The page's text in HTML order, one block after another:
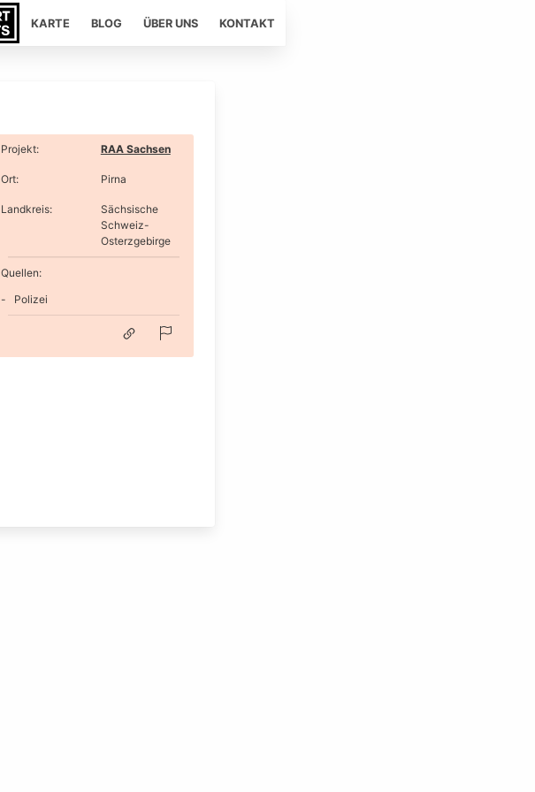
KARTE BLOG ÜBER UNS KONTAKT
Projekt: RAA Sachsen
Ort: Pirna
Landkreis:
Sächsische
Schweiz-
Osterzgebirge
Quellen:
Polizei